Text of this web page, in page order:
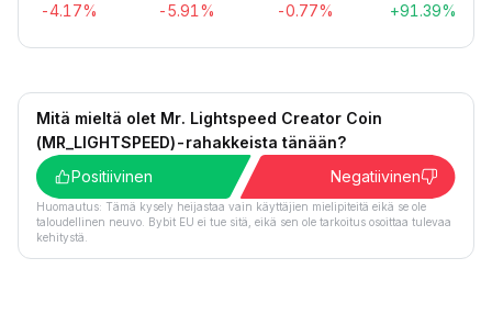
-4.17% -5.91% -0.77% +91.39%
Mitä mieltä olet Mr. Lightspeed Creator Coin
(MR_LIGHTSPEED)-rahakkeista tänään?
Positiivinen
Negatiivinen
Huomautus: Tämä kysely heijastaa vain käyttäjien mielipiteitä eikä se ole
taloudellinen neuvo. Bybit EU ei tue sitä, eikä sen ole tarkoitus osoittaa tulevaa
kehitystä.